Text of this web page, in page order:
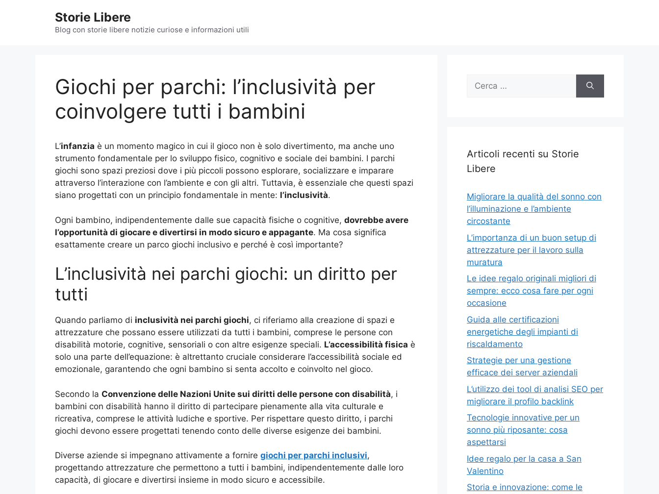
Storie Libere
Blog con storie libere notizie curiose e informazioni utili
Giochi per parchi: l’inclusività per
coinvolgere tutti i bambini
L’infanzia è un momento magico in cui il gioco non è solo divertimento, ma anche uno
strumento fondamentale per lo sviluppo fisico, cognitivo e sociale dei bambini. I parchi
giochi sono spazi preziosi dove i più piccoli possono esplorare, socializzare e imparare
attraverso l’interazione con l’ambiente e con gli altri. Tuttavia, è essenziale che questi spazi
siano progettati con un principio fondamentale in mente: l’inclusività.
Ogni bambino, indipendentemente dalle sue capacità fisiche o cognitive, dovrebbe avere
l’opportunità di giocare e divertirsi in modo sicuro e appagante. Ma cosa significa
esattamente creare un parco giochi inclusivo e perché è così importante?
L’inclusività nei parchi giochi: un diritto per
tutti
Quando parliamo di inclusività nei parchi giochi, ci riferiamo alla creazione di spazi e
attrezzature che possano essere utilizzati da tutti i bambini, comprese le persone con
disabilità motorie, cognitive, sensoriali o con altre esigenze speciali. L’accessibilità fisica è
solo una parte dell’equazione: è altrettanto cruciale considerare l’accessibilità sociale ed
emozionale, garantendo che ogni bambino si senta accolto e coinvolto nel gioco.
Secondo la Convenzione delle Nazioni Unite sui diritti delle persone con disabilità, i
bambini con disabilità hanno il diritto di partecipare pienamente alla vita culturale e
ricreativa, comprese le attività ludiche e sportive. Per rispettare questo diritto, i parchi
giochi devono essere progettati tenendo conto delle diverse esigenze dei bambini.
Diverse aziende si impegnano attivamente a fornire giochi per parchi inclusivi,
progettando attrezzature che permettono a tutti i bambini, indipendentemente dalle loro
capacità, di giocare e divertirsi insieme in modo sicuro e accessibile.
Ricerca
Articoli recenti su Storie
Libere
Migliorare la qualità del sonno con
l’illuminazione e l’ambiente
circostante
L’importanza di un buon setup di
attrezzature per il lavoro sulla
muratura
Le idee regalo originali migliori di
sempre: ecco cosa fare per ogni
occasione
Guida alle certificazioni
energetiche degli impianti di
riscaldamento
Strategie per una gestione
efficace dei server aziendali
L’utilizzo dei tool di analisi SEO per
migliorare il profilo backlink
Tecnologie innovative per un
sonno più riposante: cosa
aspettarsi
Idee regalo per la casa a San
Valentino
Storia e innovazione: come le